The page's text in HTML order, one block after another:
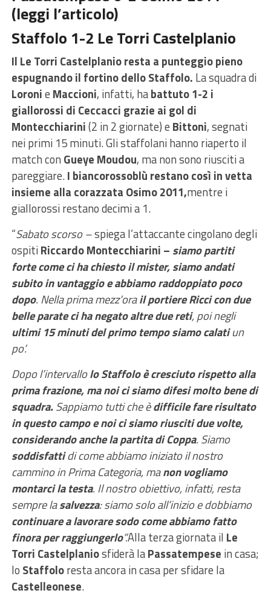
(leggi l’articolo)
Staffolo 1-2 Le Torri Castelplanio
Il Le Torri Castelplanio resta a punteggio pieno
espugnando il fortino dello Staffolo. La squadra di
Loronie Maccioni, infatti, habattuto 1-2 i
giallorossi di Ceccacci grazie ai gol di
Montecchiarini(2 in 2 giornate) e Bittoni, segnati
nei primi 15 minuti. Gli staffolani hanno riaperto il
match con Gueye Moudou, ma non sono riusciti a
pareggiare.I biancorossoblù restano così in vetta
insieme alla corazzata Osimo 2011,mentre i
giallorossi restano decimi a 1.
“Sabato scorso –spiega l’attaccante cingolano degli
ospitiRiccardo Montecchiarini – siamo partiti
forte come ci ha chiesto il mister, siamo andati
subito in vantaggio e abbiamo raddoppiato poco
dopo. Nella prima mezz’orail portiere Ricci con due
belle parate ci ha negato altre due reti, poi negli
ultimi 15 minuti del primo temposiamo calatiun
po’.
Dopo l’intervallolo Staffolo è cresciuto rispetto alla
prima frazione, ma noi ci siamo difesi molto bene di
squadra.Sappiamo tutti che èdifficile fare risultato
in questo campo e noi ci siamo riusciti due volte,
considerando anche la partita di Coppa. Siamo
soddisfattidi come abbiamo iniziato il nostro
cammino in Prima Categoria, manon vogliamo
montarci la testa. Il nostro obiettivo, infatti, resta
sempre lasalvezza: siamo solo all’inizio e dobbiamo
continuare a lavorare sodo come abbiamo fatto
finora per raggiungerlo”.Alla terza giornata il Le
Torri Castelplaniosfiderà laPassatempese in casa;
lo Staffoloresta ancora in casa per sfidare la
Castelleonese.